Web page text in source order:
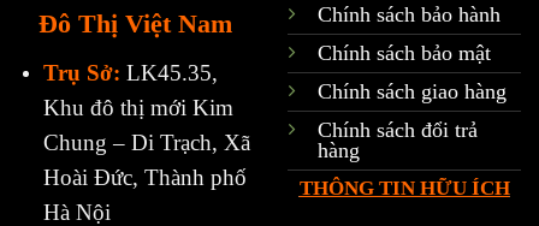
Đô Thị Việt Nam
Trụ Sở: LK45.35,
Khu đô thị mới Kim
Chung – Di Trạch, Xã
Hoài Đức, Thành phố
Hà Nội
Chính sách bảo hành
Chính sách bảo mật
Chính sách giao hàng
Chính sách đổi trả
hàng
THÔNG TIN HỮU ÍCH